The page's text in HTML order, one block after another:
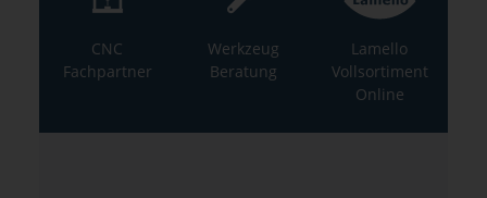
CNC
Fachpartner
Werkzeug
Beratung
Lamello
Vollsortiment
Online